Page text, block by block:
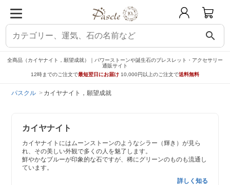
search
全商品（カイヤナイト，願望成就）｜パワーストーンや誕生石のブレスレット・アクセサリー
通販サイト
12時までのご注文で最短翌日にお届け 10,000円以上のご注文で送料無料
パスクル カイヤナイト，願望成就
カイヤナイト
カイヤナイトにはムーンストーンのようなシラー（輝き）が見ら
れ、その美しい外観で多くの人を魅了します。
鮮やかなブルーが印象的な石ですが、稀にグリーンのものも流通し
ています。
詳しく知る